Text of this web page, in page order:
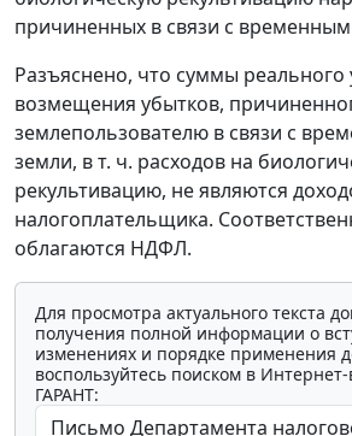
причиненных в связи с
Разъяснено, что суммы
возмещения убытков,
землепользователю в связи с
земли, в т. ч. расходов на
рекультивацию, не являются
налогоплательщика.
облагаются НДФЛ.
Для просмотра актуального текста
получения полной информации о
изменениях и порядке применения
воспользуйтесь поиском в
ГАРАНТ: